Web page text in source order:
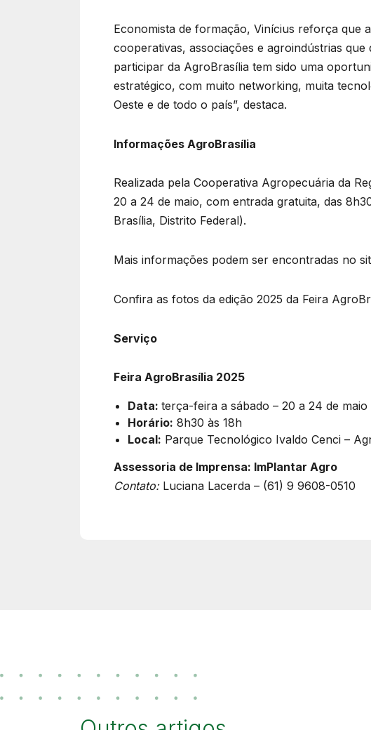
Economista de formação, Vinícius reforça que
cooperativas, associações e agroindústrias
participar da AgroBrasília tem sido uma
estratégico, com muito networking, muita
Oeste e de todo o país”, destaca.
Informações AgroBrasília
Realizada pela Cooperativa Agropecuária da
20 a 24 de maio, com entrada gratuita, das
Brasília, Distrito Federal).
Mais informações podem ser encontradas no
Confira as fotos da edição 2025 da Feira
Serviço
Feira AgroBrasília 2025
Data: terça-feira a sábado – 20 a 24 de maio
Horário: 8h30 às 18h
Local: Parque Tecnológico Ivaldo Cenci –
Assessoria de Imprensa: ImPlantar Agro
Contato:Luciana Lacerda – (61) 9 9608-0510